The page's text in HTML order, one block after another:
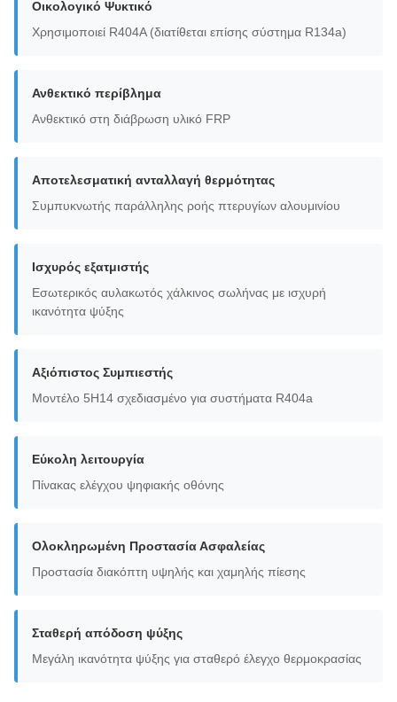
Οικολογικό Ψυκτικό
Χρησιμοποιεί R404A (διατίθεται επίσης σύστημα R134a)
Ανθεκτικό περίβλημα
Ανθεκτικό στη διάβρωση υλικό FRP
Αποτελεσματική ανταλλαγή θερμότητας
Συμπυκνωτής παράλληλης ροής πτερυγίων αλουμινίου
Ισχυρός εξατμιστής
Εσωτερικός αυλακωτός χάλκινος σωλήνας με ισχυρή
ικανότητα ψύξης
Αξιόπιστος Συμπιεστής
Μοντέλο 5H14 σχεδιασμένο για συστήματα R404a
Εύκολη λειτουργία
Πίνακας ελέγχου ψηφιακής οθόνης
Ολοκληρωμένη Προστασία Ασφαλείας
Προστασία διακόπτη υψηλής και χαμηλής πίεσης
Σταθερή απόδοση ψύξης
Μεγάλη ικανότητα ψύξης για σταθερό έλεγχο θερμοκρασίας